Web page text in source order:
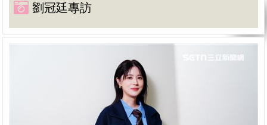
劉冠廷專訪